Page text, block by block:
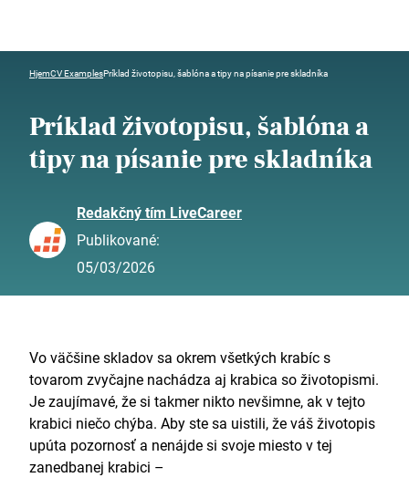
HjemCV ExamplesPríklad životopisu, šablóna a tipy na písanie pre skladníka
Príklad životopisu, šablóna a
tipy na písanie pre skladníka
Redakčný tím LiveCareer
Publikované:
05/03/2026
Vo väčšine skladov sa okrem všetkých krabíc s
tovarom zvyčajne nachádza aj krabica so životopismi.
Je zaujímavé, že si takmer nikto nevšimne, ak v tejto
krabici niečo chýba. Aby ste sa uistili, že váš životopis
upúta pozornosť a nenájde si svoje miesto v tej
zanedbanej krabici –